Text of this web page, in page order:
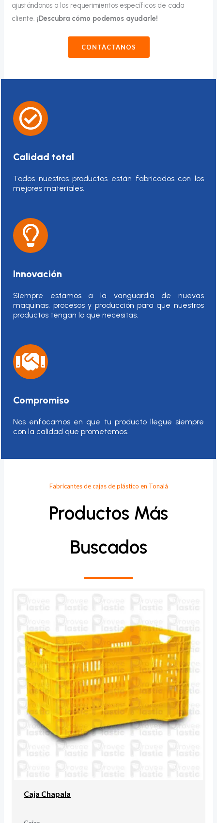
ajustándonos a los requerimientos específicos de cada
cliente. ¡Descubra cómo podemos ayudarle!
CONTÁCTANOS
Calidad total
Todos nuestros productos están fabricados con los
mejores materiales.
Innovación
Siempre estamos a la vanguardia de nuevas
maquinas, procesos y producción para que nuestros
productos tengan lo que necesitas.
Compromiso
Nos enfocamos en que tu producto llegue siempre
con la calidad que prometemos.
Fabricantes de cajas de plástico en Tonalá
Productos Más
Buscados
Caja Chapala